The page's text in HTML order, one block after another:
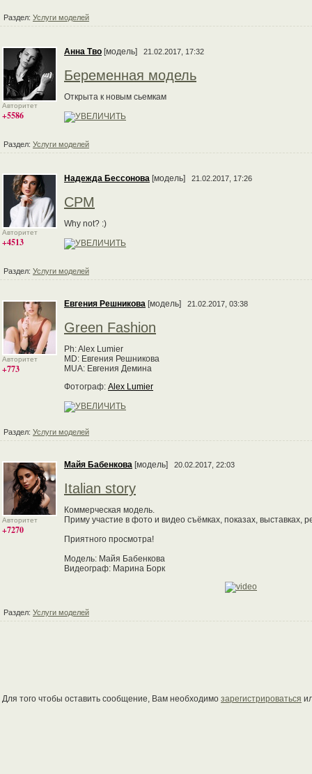
Раздел: Услуги моделей
Авторитет
+5586
Анна Тво [модель] 21.02.2017, 17:32
Беременная модель
Открыта к новым сьемкам
Раздел: Услуги моделей
Авторитет
+4513
Надежда Бессонова [модель] 21.02.2017, 17:26
CPM
Why not? :)
Раздел: Услуги моделей
Авторитет
+773
Евгения Решникова [модель] 21.02.2017, 03:38
Green Fashion
Ph: Alex Lumier
MD: Евгения Решникова
MUA: Евгения Демина
Фотограф: Alex Lumier
Раздел: Услуги моделей
Авторитет
+7270
Майя Бабенкова [модель] 20.02.2017, 22:03
Italian story
Коммерческая модель.
Приму участие в фото и видео съёмках, показах, выставках,
Приятного просмотра!
Модель: Майя Бабенкова
Видеограф: Марина Борк
Раздел: Услуги моделей
Для того чтобы оставить сообщение, Вам необходимо зарегистрироваться